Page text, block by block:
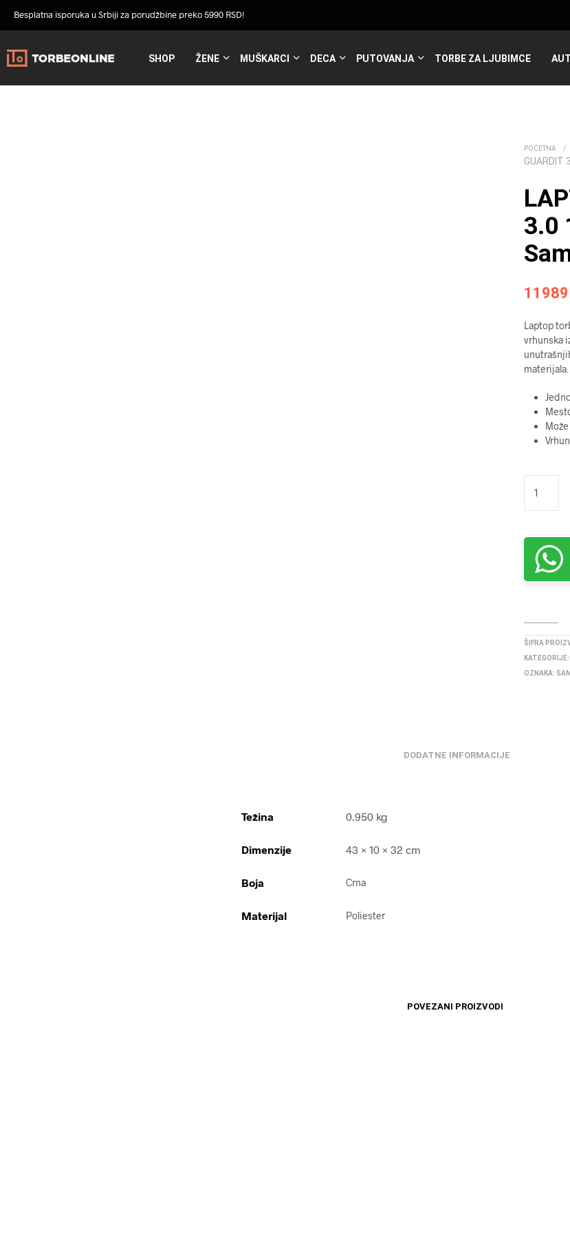
Besplatna isporuka u Srbiji za porudžbine preko 5990 RSD!
SHOP ŽENE MUŠKARCI DECA PUTOVANJA TORBE ZA LJUBIMCE
POČETNA /
GUARDIT
3.0
11989
Laptop
vrhunska
ŠIFRA
KATEGORIJE:
OZNAKA:
DODATNE INFORMACIJE
Težina 0.950 kg
Dimenzije 43 × 10 × 32 cm
Boja Crna
Materijal Poliester
POVEZANI PROIZVODI